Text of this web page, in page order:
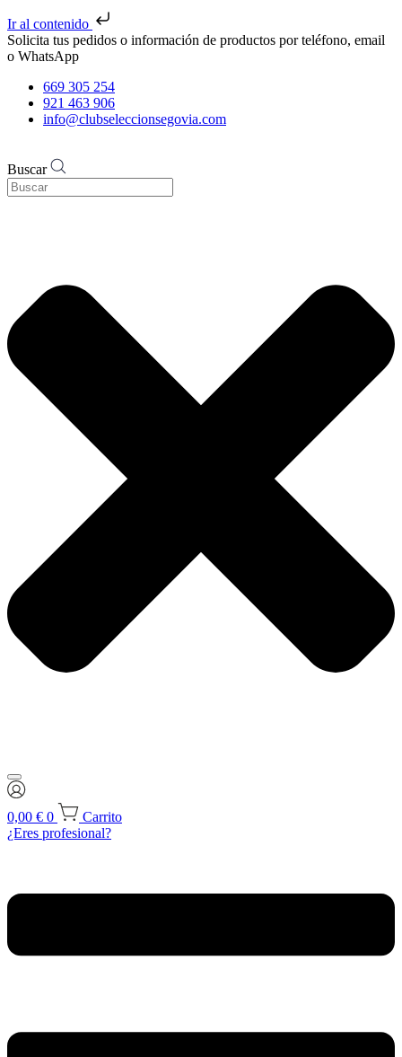
Ir al contenido
Solicita tus pedidos o información de productos por teléfono, email
o WhatsApp
669 305 254
921 463 906
info@clubseleccionsegovia.com
Buscar
0,00 € 0
Carrito
¿Eres profesional?